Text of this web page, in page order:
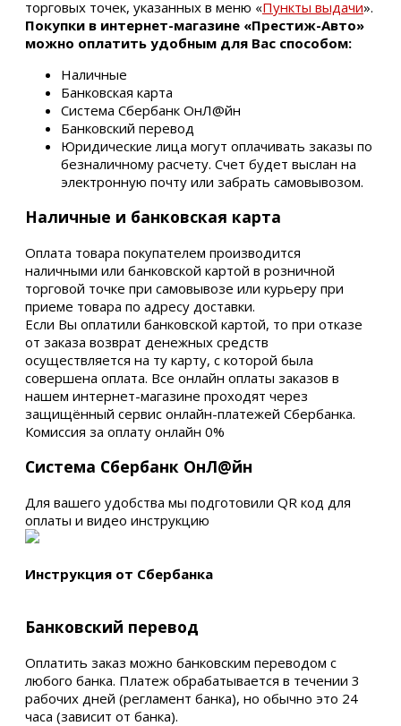
торговых точек, указанных в меню «Пункты выдачи».
Покупки в интернет-магазине «Престиж-Авто»
можно оплатить удобным для Вас способом:
Наличные
Банковская карта
Система Сбербанк ОнЛ@йн
Банковский перевод
Юридические лица могут оплачивать заказы по
безналичному расчету. Счет будет выслан на
электронную почту или забрать самовывозом.
Наличные и банковская карта
Оплата товара покупателем производится
наличными или банковской картой в розничной
торговой точке при самовывозе или курьеру при
приеме товара по адресу доставки.
Если Вы оплатили банковской картой, то при отказе
от заказа возврат денежных средств
осуществляется на ту карту, с которой была
совершена оплата. Все онлайн оплаты заказов в
нашем интернет-магазине проходят через
защищённый сервис онлайн-платежей Сбербанка.
Комиссия за оплату онлайн 0%
Система Сбербанк ОнЛ@йн
Для вашего удобства мы подготовили QR код для
оплаты и видео инструкцию
Инструкция от Сбербанка
Банковский перевод
Оплатить заказ можно банковским переводом с
любого банка. Платеж обрабатывается в течении 3
рабочих дней (регламент банка), но обычно это 24
часа (зависит от банка).